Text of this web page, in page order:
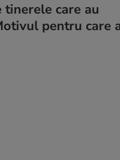
care au
pentru care